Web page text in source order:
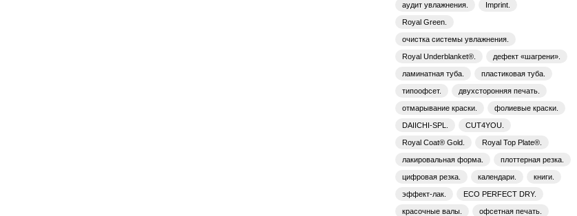
аудит увлажнения. Imprint.
Royal Green.
очистка системы увлажнения.
Royal Underblanket®. дефект «шагрени».
ламинатная туба. пластиковая туба.
типоофсет. двухсторонняя печать.
отмарывание краски. фолиевые краски.
DAIICHI-SPL. CUT4YOU.
Royal Coat® Gold. Royal Top Plate®.
лакировальная форма. плоттерная резка.
цифровая резка. календари. книги.
эффект-лак. ECO PERFECT DRY.
красочные валы. офсетная печать.